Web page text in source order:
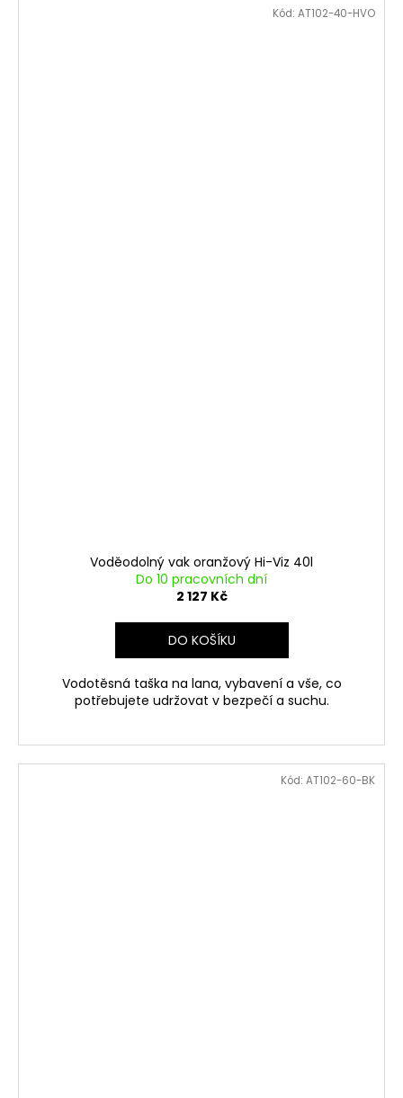
Voděodolný vak oranžový Hi-Viz 40l
Do 10 pracovních dní
2 127 Kč
DO KOŠÍKU
Vodotěsná taška na lana, vybavení a vše, co
potřebujete udržovat v bezpečí a suchu.
Kód: AT102-40-HVO
Kód: AT102-60-BK